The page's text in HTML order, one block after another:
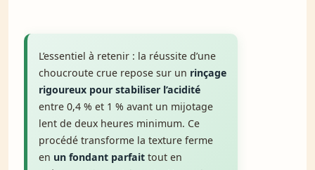
L’essentiel à retenir : la réussite d’une
choucroute crue repose sur un rinçage
rigoureux pour stabiliser l’acidité
entre 0,4 % et 1 % avant un mijotage
lent de deux heures minimum. Ce
procédé transforme la texture ferme
en un fondant parfait tout en